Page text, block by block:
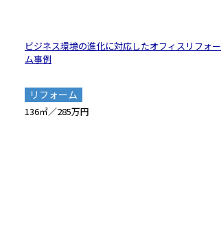
ビジネス環境の進化に対応したオフィスリフォー
ム事例
リフォーム
136㎡／285万円